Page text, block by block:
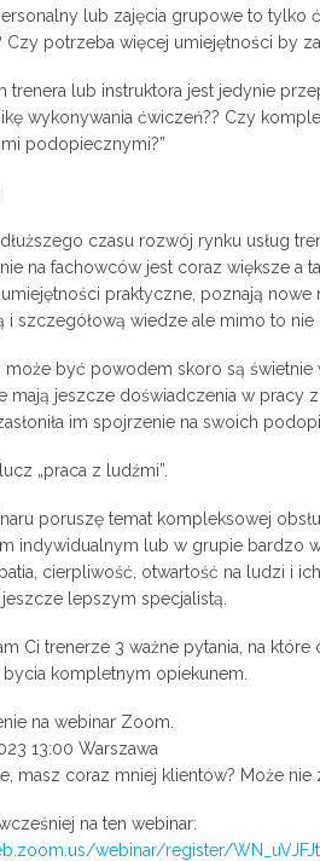
lub zajęcia grupowe to tylko
Czy potrzeba więcej umiejętności by
trenera lub instruktora jest jedynie
wykonywania ćwiczeń?? Czy
podopiecznymi?”
czasu rozwój rynku usług
na fachowców jest coraz większe a
praktyczne, poznają
i szczegółową wiedze ale mimo to
może być powodem skoro są
mają jeszcze doświadczenia w pracy
im spojrzenie na swoich
„praca z ludźmi”.
poruszę temat kompleksowej
indywidualnym lub w grupie bardzo
cierpliwość, otwartość na ludzi i
lepszym specjalistą.
Ci trenerze 3 ważne pytania, na
kompletnym opiekunem.
na webinar Zoom.
13:00 Warszawa
masz coraz mniej klientów? Może nie
na ten webinar:
webinar/register/